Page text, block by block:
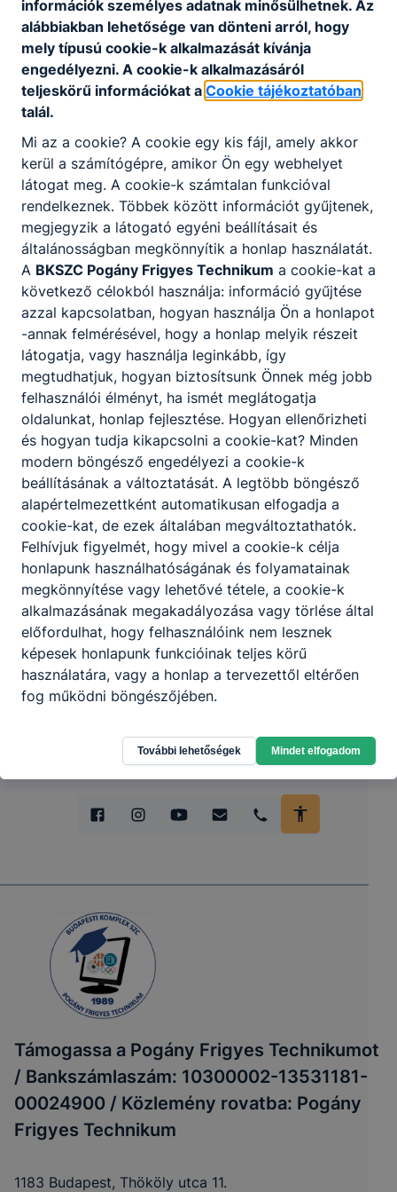
Közlemény rovatba: Pogány Frigyes
Technikum
E-mail cím: info@poganyszki.hu
Székhely 1183 Budapest, Thököly utca 11.
OM azonosító: 203032/012
Partnereink
Támogassa a Pogány Frigyes Technikumot
/ Bankszámlaszám: 10300002-13531181-
00024900 / Közlemény rovatba: Pogány
Frigyes Technikum
1183 Budapest, Thököly utca 11.
információk személyes adatnak minősülhetnek. Az
alábbiakban lehetősége van dönteni arról, hogy
mely típusú cookie-k alkalmazását kívánja
engedélyezni. A cookie-k alkalmazásáról
teljeskörű információkat a Cookie tájékoztatóban
talál.
Mi az a cookie? A cookie egy kis fájl, amely akkor
kerül a számítógépre, amikor Ön egy webhelyet
látogat meg. A cookie-k számtalan funkcióval
rendelkeznek. Többek között információt gyűjtenek,
megjegyzik a látogató egyéni beállításait és
általánosságban megkönnyítik a honlap használatát.
A BKSZC Pogány Frigyes Technikum a cookie-kat a
következő célokból használja: információ gyűjtése
azzal kapcsolatban, hogyan használja Ön a honlapot
-annak felmérésével, hogy a honlap melyik részeit
látogatja, vagy használja leginkább, így
megtudhatjuk, hogyan biztosítsunk Önnek még jobb
felhasználói élményt, ha ismét meglátogatja
oldalunkat, honlap fejlesztése. Hogyan ellenőrizheti
és hogyan tudja kikapcsolni a cookie-kat? Minden
modern böngésző engedélyezi a cookie-k
beállításának a változtatását. A legtöbb böngésző
alapértelmezettként automatikusan elfogadja a
cookie-kat, de ezek általában megváltoztathatók.
Felhívjuk figyelmét, hogy mivel a cookie-k célja
honlapunk használhatóságának és folyamatainak
megkönnyítése vagy lehetővé tétele, a cookie-k
alkalmazásának megakadályozása vagy törlése által
előfordulhat, hogy felhasználóink nem lesznek
képesek honlapunk funkcióinak teljes körű
használatára, vagy a honlap a tervezettől eltérően
fog működni böngészőjében.
További lehetőségek Mindet elfogadom